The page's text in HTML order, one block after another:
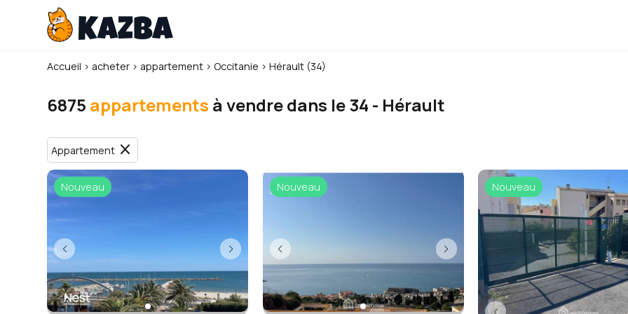
Accueil › acheter › appartement ›Occitanie ›Hérault (34)
6875 appartements à vendre dans le 34 - Hérault
Appartement close
Nouveau Nouveau Nouveau